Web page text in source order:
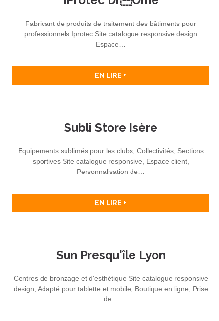
Fabricant de produits de traitement des bâtiments pour
professionnels Iprotec Site catalogue responsive design
Espace…
EN LIRE +
Subli Store Isère
Equipements sublimés pour les clubs, Collectivités, Sections
sportives Site catalogue responsive, Espace client,
Personnalisation de…
EN LIRE +
Sun Presqu'île Lyon
Centres de bronzage et d'esthétique Site catalogue responsive
design, Adapté pour tablette et mobile, Boutique en ligne, Prise
de…